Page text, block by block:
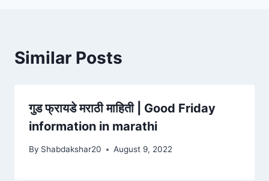
Similar Posts
गुड फ्रायडे मराठी माहिती | Good Friday
information in marathi
By Shabdakshar20 August 9, 2022